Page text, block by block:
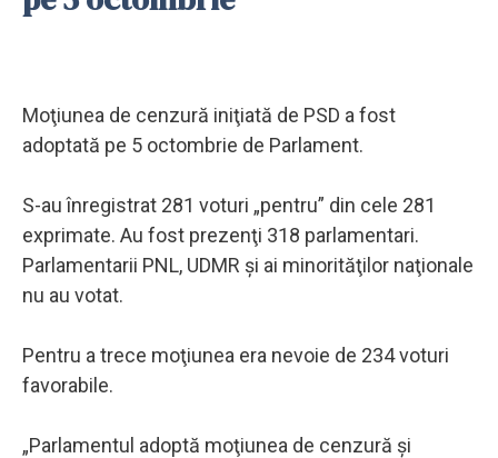
Moţiunea de cenzură iniţiată de PSD a fost
adoptată pe 5 octombrie de Parlament.
S-au înregistrat 281 voturi „pentru” din cele 281
exprimate. Au fost prezenţi 318 parlamentari.
Parlamentarii PNL, UDMR şi ai minorităţilor naţionale
nu au votat.
Pentru a trece moţiunea era nevoie de 234 voturi
favorabile.
„Parlamentul adoptă moţiunea de cenzură şi